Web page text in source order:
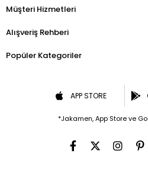
Müşteri Hizmetleri
Alışveriş Rehberi
Popüler Kategoriler
APP STORE
*Jakamen, App Store ve